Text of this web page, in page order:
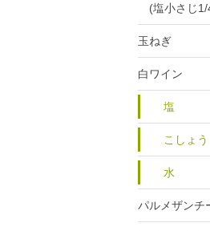
(塩小さじ
玉ねぎ
白ワイン
塩
こしょう
水
パルメザンチ